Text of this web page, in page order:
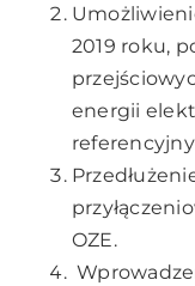
2019 roku,
energii
OZE.